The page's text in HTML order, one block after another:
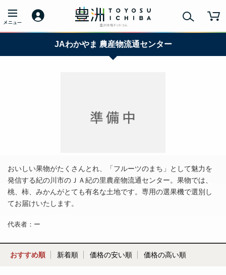
JAわかやま 農産物流通センター
おいしい果物がたくさんとれ、「フルーツのまち」として魅力を
発信する紀の川市のＪＡ紀の里農産物流通センター。果物では、
桃、柿、みかんがとても有名な土地です。専用の選果機で選別し
てお届けいたします。
代表者：ー
おすすめ順 新着順 価格の安い順 価格の高い順